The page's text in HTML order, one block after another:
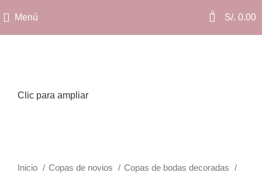
Menú 0 S/. 0.00
Clic para ampliar
Inicio Copas de novios
Copas de bodas decoradas